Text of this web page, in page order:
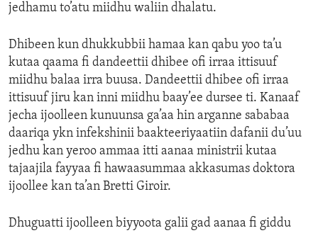
MIDDLE EAST
DEMOCRACY AND GOVERNANCE
ENVIRONMENT AND HEALTH
IDEALS AND INSTITUTIONS
jedhamu to’atu miidhu waliin dhalatu.
Dhibeen kun dhukkubbii hamaa kan qabu yoo ta’u
kutaa qaama fi dandeettii dhibee ofi irraa ittisuuf
miidhu balaa irra buusa. Dandeettii dhibee ofi irraa
ittisuuf jiru kan inni miidhu baay’ee dursee ti. Kanaaf
jecha ijoolleen kunuunsa ga’aa hin arganne sababaa
daariqa ykn infekshinii baakteeriyaatiin dafanii du’uu
jedhu kan yeroo ammaa itti aanaa ministrii kutaa
tajaajila fayyaa fi hawaasummaa akkasumas doktora
ijoollee kan ta’an Bretti Giroir.
Dhuguatti ijoolleen biyyoota galii gad aanaa fi giddu